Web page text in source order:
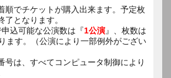
順でチケットが購入出来ます。予定枚
となります。
申込可能な公演数は『1公演』、枚数は
ます。（公演により一部例外がござい
号は、すべてコンピュータ制御により